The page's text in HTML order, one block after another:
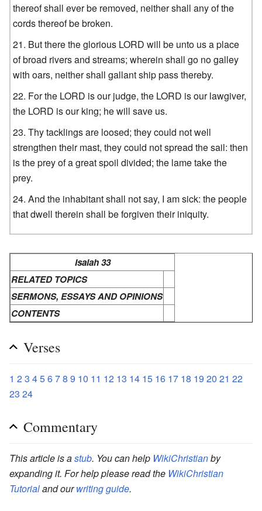
thereof shall ever be removed, neither shall any of the
cords thereof be broken.
But there the glorious LORD will be unto us a place
of broad rivers and streams; wherein shall go no galley
with oars, neither shall gallant ship pass thereby.
For the LORD is our judge, the LORD is our lawgiver,
the LORD is our king; he will save us.
Thy tacklings are loosed; they could not well
strengthen their mast, they could not spread the sail: then
is the prey of a great spoil divided; the lame take the
prey.
And the inhabitant shall not say, I am sick: the people
that dwell therein shall be forgiven their iniquity.
Isaiah 33
RELATED TOPICS
SERMONS, ESSAYS AND OPINIONS
CONTENTS
Verses
1 23 45678 9 10 11 12 13 14 15 16 17 18 19 20 21 22
23 24
Commentary
This article is astub. You can help WikiChristianby
expanding it. For help please read the WikiChristian
Tutorialand ourwriting guide.